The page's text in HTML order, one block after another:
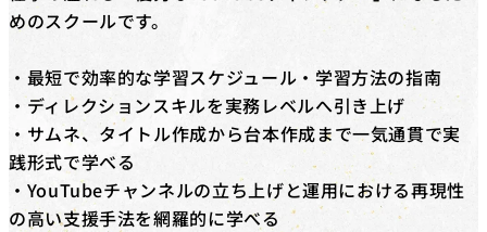
当額を​給付いたします。​さらに、​
弊社紹介経由の転職
後、1年間継続就業で追加の受講料(税抜)20%相当額を
※リスキリング補助金の予算に達し次第終了となりま
す。
めのスクールです。
・最短で効率的な学習スケジュール・学習方法の指南
・ディレクションスキルを実務レベルへ引き上げ
・サムネ、タイトル作成から台本作成まで一気通貫で実
践形式で学べる
・YouTubeチャンネルの立ち上げと運用における再現性
の高い支援手法を網羅的に学べる